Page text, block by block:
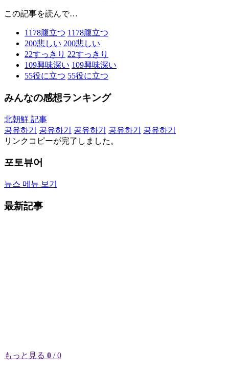
この記事を読んで…
1178腹立つ 1178腹立つ
200悲しい 200悲しい
22すっきり 22すっきり
109興味深い 109興味深い
55役に立つ 55役に立つ
みんなの感想ランキング
北朝鮮 記事
공유하기
공유하기 공유하기 공유하기
공유하기
リンクコピーが完了しました。
포토뷰어
뉴스 메뉴 보기
最新記事
もっと見る 0 / 0